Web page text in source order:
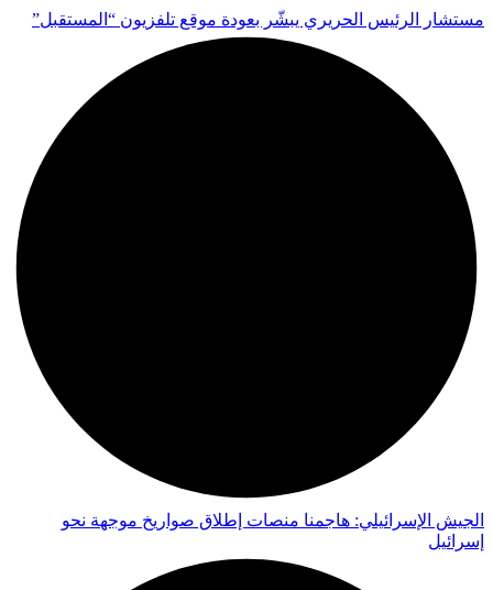
مستشار الرئيس الحريري يبشّر بعودة موقع تلفزيون “المستقبل”
الجيش الإسرائيلي: هاجمنا منصات إطلاق صواريخ موجهة نحو
إسرائيل